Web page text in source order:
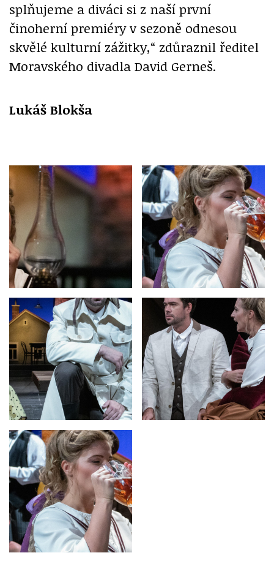
splňujeme a diváci si z naší první
činoherní premiéry v sezoně odnesou
skvělé kulturní zážitky,“ zdůraznil ředitel
Moravského divadla David Gerneš.
Lukáš Blokša